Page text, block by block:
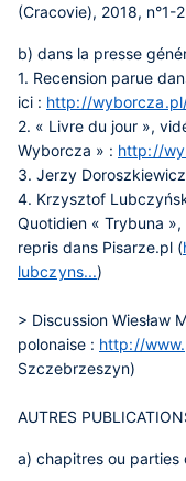
(Cracovie), 2018, n°1-
b) dans la presse
1. Recension parue
ici : http://
2. « Livre du jour »,
Wyborcza » : http://
3. Jerzy
4. Krzysztof
Quotidien « Trybuna
repris dans Pisarze.pl (
lubczyns...)
> Discussion Wiesław
polonaise : http://
Szczebrzeszyn)
AUTRES
a) chapitres ou parties